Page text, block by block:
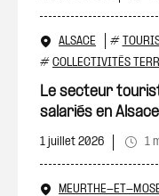
ALSACE #
# COLLECTIVITÉS
Le secteur
salariés en Alsace
1 juillet 2026 1
MEURTHE-ET-